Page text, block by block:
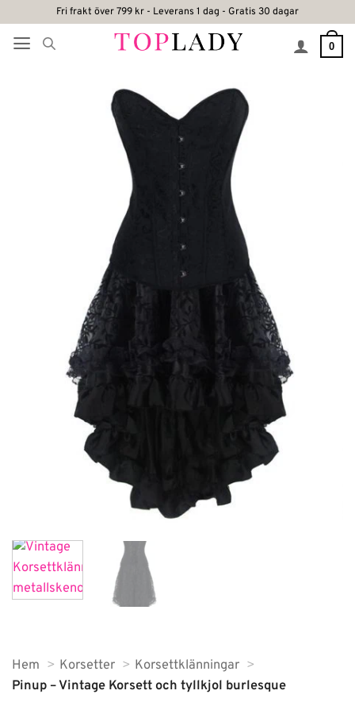
content
Fri frakt över 799 kr - Leverans 1 dag - Gratis 30 dagar
0
Hem Korsetter
Korsettklänningar
Pinup – Vintage Korsett och tyllkjol burlesque